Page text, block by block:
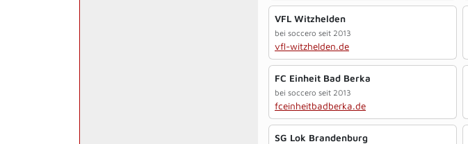
VFL Witzhelden
bei soccero seit 2013
vfl-witzhelden.de
FC Einheit Bad Berka
bei soccero seit 2013
fceinheitbadberka.de
SG Lok Brandenburg